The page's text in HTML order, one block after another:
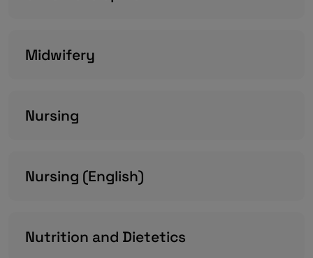
Midwifery
Nursing
Nursing (English)
Nutrition and Dietetics